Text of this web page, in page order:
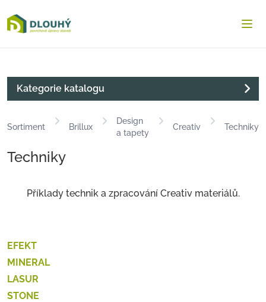
Dlouha.net
Kategorie katalogu
Sortiment Brillux
Design
a tapety
Creativ Techniky
Techniky
Příklady technik a zpracování Creativ materiálů.
EFEKT
MINERAL
LASUR
STONE